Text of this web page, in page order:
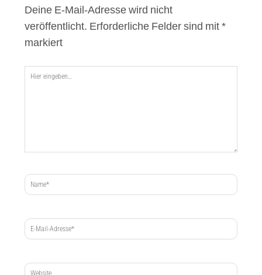
Deine E-Mail-Adresse wird nicht
veröffentlicht. Erforderliche Felder sind mit*
markiert
Hier
Name*
E-
Mail-
Adresse*
Website